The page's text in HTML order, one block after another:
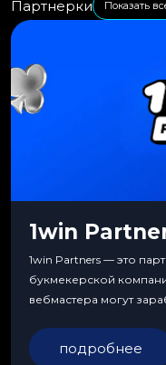
Партнерки Показать
1win
1win Partners — это
букмекерской
вебмастера могут
подробнее